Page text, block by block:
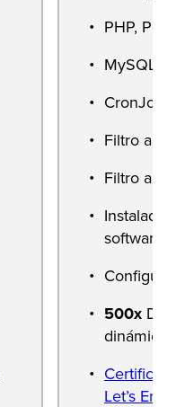
PHP, Perl,
MySQL/
CronJobs
Filtro
Filtro
Instalador
software
500x
dinámico)
Let’s